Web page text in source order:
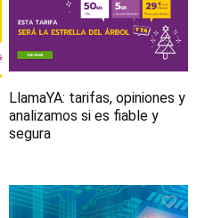
LlamaYA: tarifas, opiniones y
analizamos si es fiable y
segura